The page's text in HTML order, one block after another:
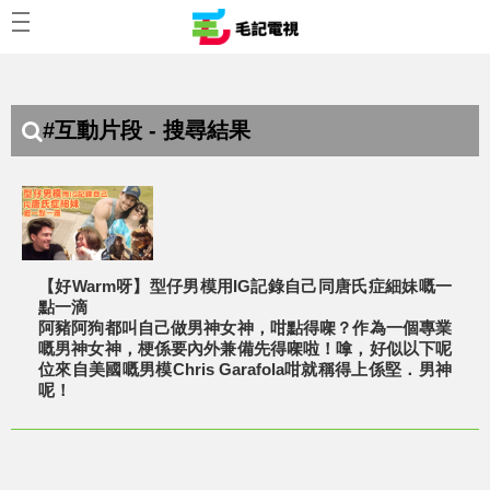
#互動片段 - 搜尋結果
【好Warm呀】型仔男模用IG記錄自己同唐氏症細妹嘅一
點一滴
阿豬阿狗都叫自己做男神女神，咁點得㗎？作為一個專業
嘅男神女神，梗係要內外兼備先得㗎啦！嗱，好似以下呢
位來自美國嘅男模Chris Garafola咁就稱得上係堅．男神
呢！